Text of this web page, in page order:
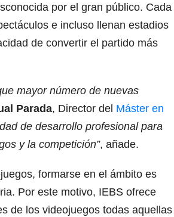
por el gran público. Cada
e incluso llenan estadios
de convertir el partido más
mayor número de nuevas
Parada, Director del Máster en
de desarrollo profesional para
y la competición”, añade.
formarse en el ámbito es
Por este motivo, IEBS ofrece
de los videojuegos todas aquellas